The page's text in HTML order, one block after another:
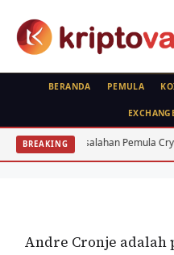
BERANDA PEMULA
BREAKING
Kesalahan Pemula Crypto
FEATURED PROFILE
Andre Cronje
Andre Cronje adalah